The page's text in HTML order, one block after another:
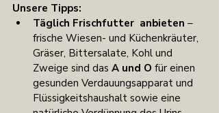
Unsere Tipps:
Täglich Frischfutter  anbieten –
frische Wiesen- und Küchenkräuter,
Gräser, Bittersalate, Kohl und
Zweige sind das A und O für einen
gesunden Verdauungsapparat und
Flüssigkeitshaushalt sowie eine